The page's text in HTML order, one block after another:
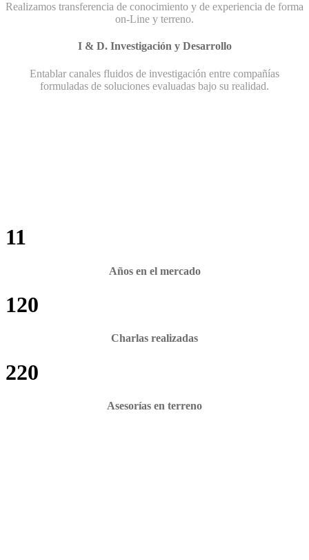
Realizamos transferencia de conocimiento y de experiencia de forma
on-Line y terreno.
I & D. Investigación y Desarrollo
Entablar canales fluidos de investigación entre compañías
formuladas de soluciones evaluadas bajo su realidad.
11
Años en el mercado
120
Charlas realizadas
220
Asesorías en terreno